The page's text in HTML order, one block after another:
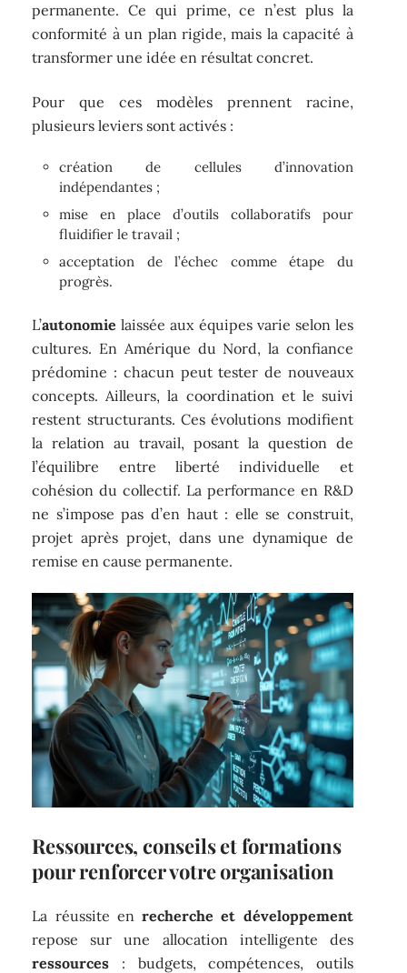
permanente. Ce qui prime, ce n’est plus la
conformité à un plan rigide, mais la capacité à
transformer une idée en résultat concret.
Pour que ces modèles prennent racine,
plusieurs leviers sont activés :
création de cellules d’innovation
indépendantes ;
mise en place d’outils collaboratifs pour
fluidifier le travail ;
acceptation de l’échec comme étape du
progrès.
L’autonomie laissée aux équipes varie selon les
cultures. En Amérique du Nord, la confiance
prédomine : chacun peut tester de nouveaux
concepts. Ailleurs, la coordination et le suivi
restent structurants. Ces évolutions modifient
la relation au travail, posant la question de
l’équilibre entre liberté individuelle et
cohésion du collectif. La performance en R&D
ne s’impose pas d’en haut : elle se construit,
projet après projet, dans une dynamique de
remise en cause permanente.
Ressources, conseils et formations
pour renforcer votre organisation
La réussite enrecherche et développement
repose sur une allocation intelligente des
ressources : budgets, compétences, outils